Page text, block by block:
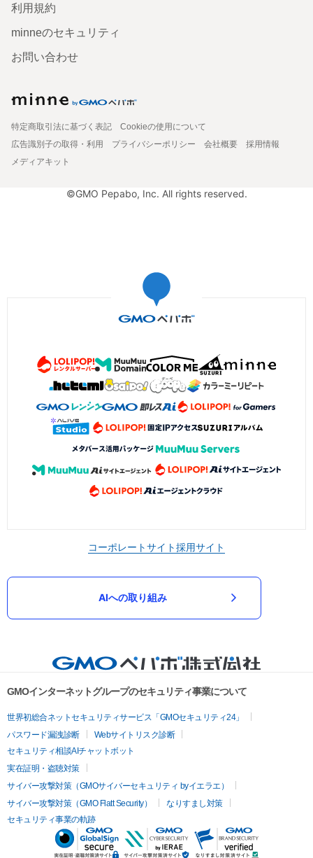
利用規約
minneのセキュリティ
お問い合わせ
特定商取引法に基づく表記
Cookieの使用について
広告識別子の取得・利用
プライバシーポリシー 会社概要
採用情報
メディアキット
©GMO Pepabo, Inc. All rights reserved.
コーポレートサイト採用サイト
AIへの取り組み
GMOインターネットグループのセキュリティ事業について
世界初総合ネットセキュリティサービス「GMOセキュリティ24」
パスワード漏洩診断
Webサイトリスク診断
セキュリティ相談AIチャットボット
実在証明・盗聴対策
サイバー攻撃対策（GMOサイバーセキュリティ byイエラエ）
サイバー攻撃対策（GMO Flatt Security）
なりすまし対策
セキュリティ事業の軌跡